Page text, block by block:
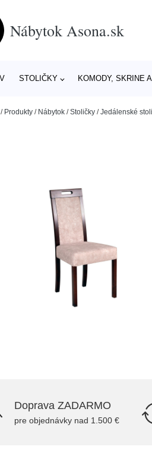
Nábytok Asona.sk
STOLIČKY KOMODY, SKRINE
/ Produkty / Nábytok /Stoličky /Jedálenské
Doprava ZADARMO
pre objednávky nad 1.500 €